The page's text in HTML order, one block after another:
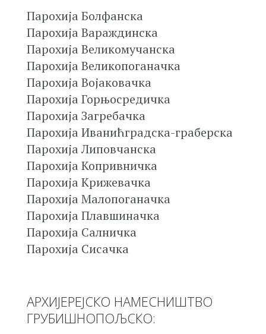
Парохија Болфанска
Парохија Вараждинска
Парохија Великомучанска
Парохија Великопоганачка
Парохија Војаковачка
Парохија Горњосредичка
Парохија Загребачка
Парохија Иванићградска-граберска
Парохија Липовчанска
Парохија Копривничка
Парохија Крижевачка
Парохија Малопоганачка
Парохија Плавшиначка
Парохија Салничка
Парохија Сисачка
АРХИЈЕРЕЈСКО НАМЕСНИШТВО
ГРУБИШНОПОЉСКО: